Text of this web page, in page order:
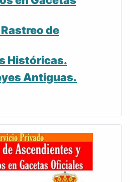
de
Históricas.
Antiguas.